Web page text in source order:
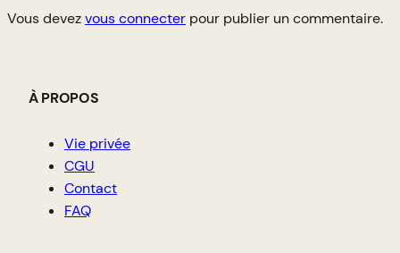
Vous devezvous connecter pour publier un commentaire.
À PROPOS
Vie privée
CGU
Contact
FAQ